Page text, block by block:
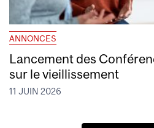
ANNONCES
Lancement des
sur le vieillissement
11 JUIN 2026